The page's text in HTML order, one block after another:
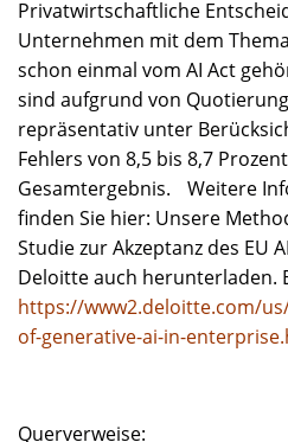
Privatwirtschaftliche
Unternehmen mit dem
schon einmal vom AI Act
sind aufgrund von
repräsentativ unter
Fehlers von 8,5 bis 8,7
Gesamtergebnis. Weitere
finden Sie hier: Unsere
Studie zur Akzeptanz des EU
Deloitte auch herunterladen.
https://www2.deloitte.com/
of-generative-ai-in-
Querverweise: